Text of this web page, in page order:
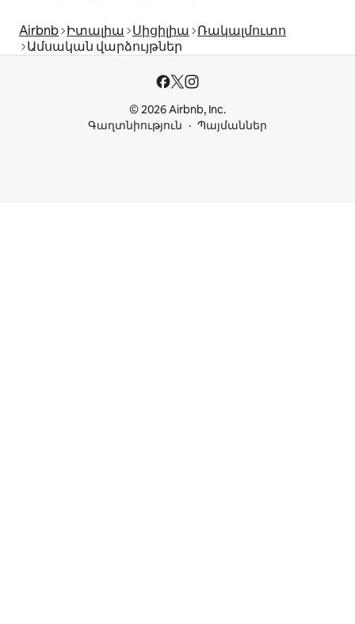
Airbnb Իտալիա Սիցիլիա Ռակալմուտո
Ամսական վարձույթներ
© 2026 Airbnb, Inc.
Գաղտնիություն
Պայմաններ